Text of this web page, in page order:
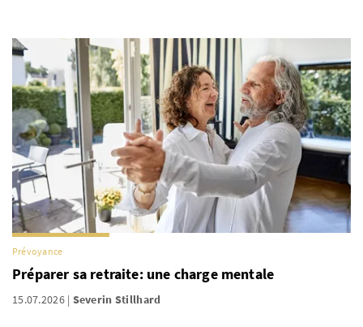
Prévoyance
Préparer sa retraite: une charge mentale
15.07.2026 Severin Stillhard